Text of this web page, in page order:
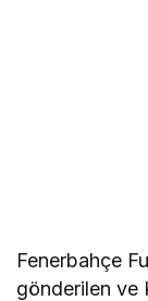
Fenerbahçe
gönderilen ve